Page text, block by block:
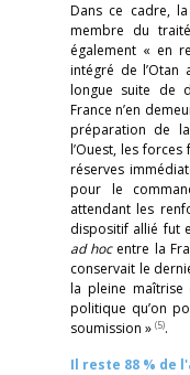
Dans ce cadre,
membre du
également « en
intégré de l’Otan
longue suite de
France n’en
préparation de
l’Ouest, les
réserves
pour le
attendant les
dispositif allié fut
ad hocentre la
conservait le
la pleine maîtrise
politique qu’on
soumission » (5).
Il reste 88 % de